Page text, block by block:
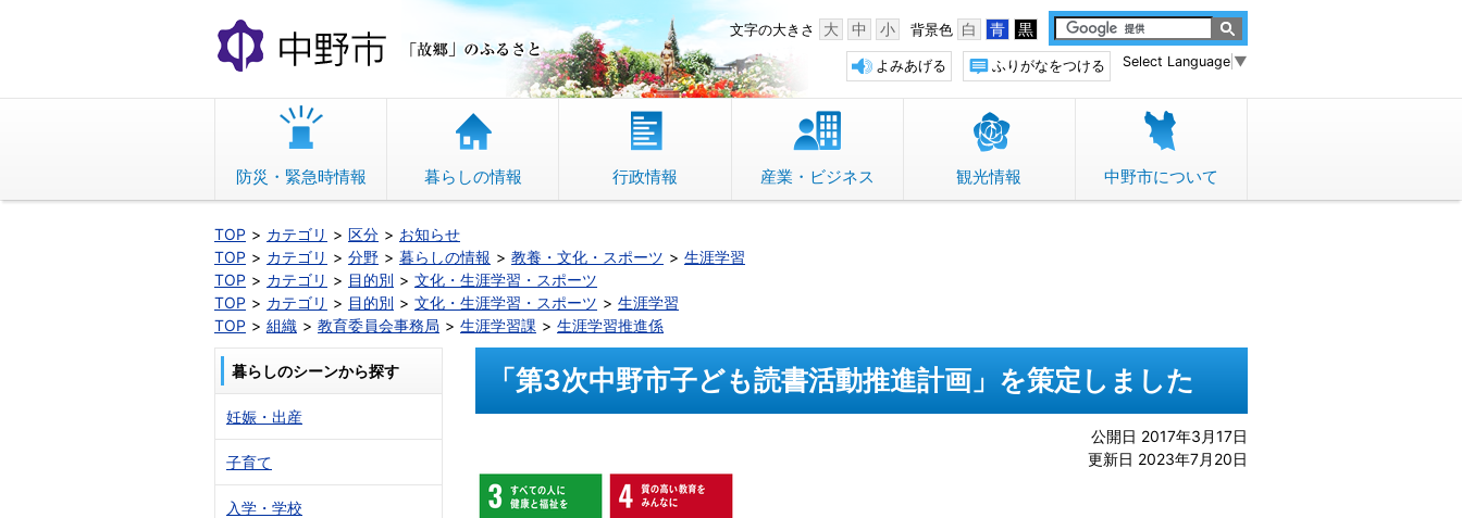
文
へ
動
中野市 「故郷」のふるさと 背景色 白 青 黒
文字の大きさ 大 中 小
Select Language ▼
ふりがなをつける
よみあげる
防災・緊急時情報 暮らしの情報 行政情報 産業・ビジネス 観光情報 中野市について
TOP カテゴリ 区分
お知らせ
TOP
カテゴリ 分野 暮らしの情報 教養・文化・スポーツ
生涯学習
TOP
カテゴリ 目的別
文化・生涯学習・スポーツ
TOP
カテゴリ 目的別 文化・生涯学習・スポーツ
生涯学習
TOP
組織 教育委員会事務局 生涯学習課 生涯学習推進係
「第3次中野市子ども読書活動推進計画」を策定しました
公開日 2017年3月17日
更新日 2023年7月20日
暮らしのシーンから探す
妊娠・出産
子育て
入学・学校